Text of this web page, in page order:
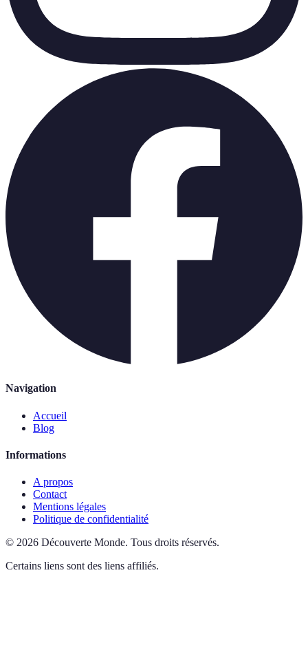
Navigation
Accueil
Blog
Informations
A propos
Contact
Mentions légales
Politique de confidentialité
© 2026 Découverte Monde. Tous droits réservés.
Certains liens sont des liens affiliés.